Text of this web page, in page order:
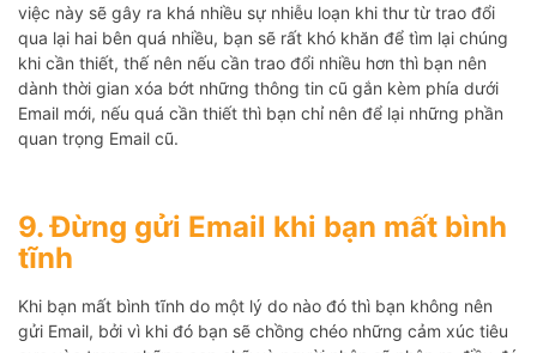
việc này sẽ gây ra khá nhiều sự nhiễu loạn khi thư từ trao đổi
qua lại hai bên quá nhiều, bạn sẽ rất khó khăn để tìm lại chúng
khi cần thiết, thế nên nếu cần trao đổi nhiều hơn thì bạn nên
dành thời gian xóa bớt những thông tin cũ gắn kèm phía dưới
Email mới, nếu quá cần thiết thì bạn chỉ nên để lại những phần
quan trọng Email cũ.
9. Đừng gửi Email khi bạn mất bình
tĩnh
Khi bạn mất bình tĩnh do một lý do nào đó thì bạn không nên
gửi Email, bởi vì khi đó bạn sẽ chồng chéo những cảm xúc tiêu